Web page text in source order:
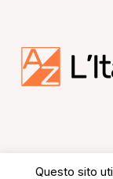
Questo sito